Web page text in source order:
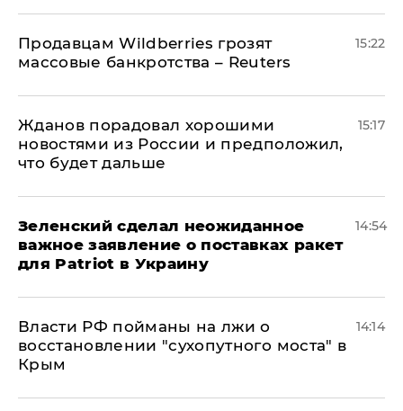
Продавцам Wildberries грозят
массовые банкротства – Reuters
15:22
Жданов порадовал хорошими
новостями из России и предположил,
что будет дальше
15:17
Зеленский сделал неожиданное
важное заявление о поставках ракет
для Patriot в Украину
14:54
Власти РФ пойманы на лжи о
восстановлении "сухопутного моста" в
Крым
14:14